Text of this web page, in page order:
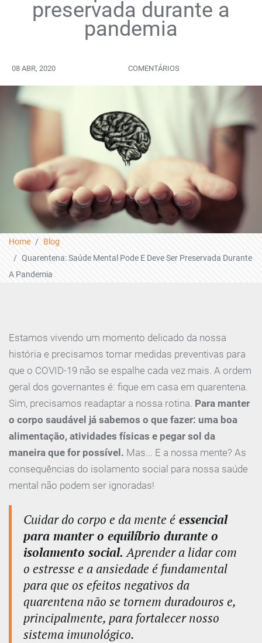
preservada durante a
pandemia
08 ABR, 2020 COMENTÁRIOS
Home
Blog
Quarentena: Saúde Mental Pode E Deve Ser Preservada Durante
A Pandemia
Estamos vivendo um momento delicado da nossa
história e precisamos tomar medidas preventivas para
que o COVID-19 não se espalhe cada vez mais. A ordem
geral dos governantes é: fique em casa em quarentena.
Sim, precisamos readaptar a nossa rotina. Para manter
o corpo saudável já sabemos o que fazer: uma boa
alimentação, atividades físicas e pegar sol da
maneira que for possível. Mas... E a nossa mente? As
consequências do isolamento social para nossa saúde
mental não podem ser ignoradas!
Cuidar do corpo e da mente é essencial
para manter o equilíbrio durante o
isolamento social. Aprender a lidar com
o estresse e a ansiedade é fundamental
para que os efeitos negativos da
quarentena não se tornem duradouros e,
principalmente, para fortalecer nosso
sistema imunológico.